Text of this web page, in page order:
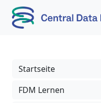
Skip to content
Skip to footer
Startseite
FDM Lernen